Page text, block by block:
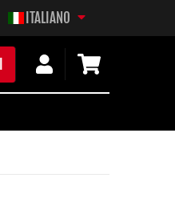
ITALIANO
Accedi Carrello